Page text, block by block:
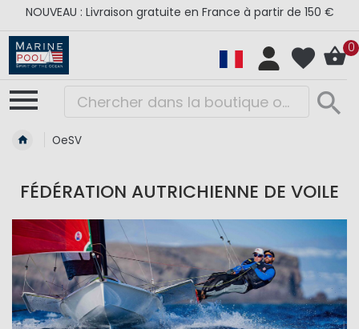
NOUVEAU : Livraison gratuite en France à partir de 150 €
0
OeSV
FÉDÉRATION AUTRICHIENNE DE VOILE